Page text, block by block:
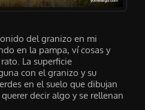
del granizo en mi
en la pampa, ví cosas y
La superficie
con el granizo y su
en el suelo que dibujan
decir algo y se rellenan